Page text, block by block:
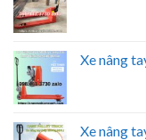
Xe nâng
Xe nâng